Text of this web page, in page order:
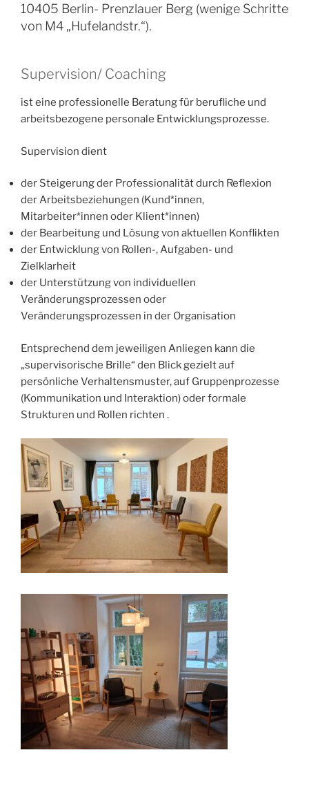
10405 Berlin- Prenzlauer Berg (wenige Schritte
von M4 „Hufelandstr.“).
Supervision/ Coaching
ist eine professionelle Beratung für berufliche und
arbeitsbezogene personale Entwicklungsprozesse.
Supervision dient
der Steigerung der Professionalität durch Reflexion
der Arbeitsbeziehungen (Kund*innen,
Mitarbeiter*innen oder Klient*innen)
der Bearbeitung und Lösung von aktuellen Konflikten
der Entwicklung von Rollen-, Aufgaben- und
Zielklarheit
der Unterstützung von individuellen
Veränderungsprozessen oder
Veränderungsprozessen in der Organisation
Entsprechend dem jeweiligen Anliegen kann die
„supervisorische Brille“ den Blick gezielt auf
persönliche Verhaltensmuster, auf Gruppenprozesse
(Kommunikation und Interaktion) oder formale
Strukturen und Rollen richten .